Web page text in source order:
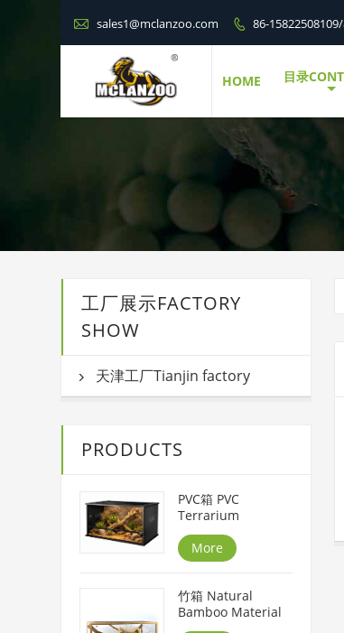
 sales1@mclanzoo.com  86-
HOME 目录
工厂展示FACTORY
SHOW
 天津工厂Tianjin factory
PRODUCTS
PVC箱 PVC
Terrarium
More
竹箱 Natural
Bamboo Material